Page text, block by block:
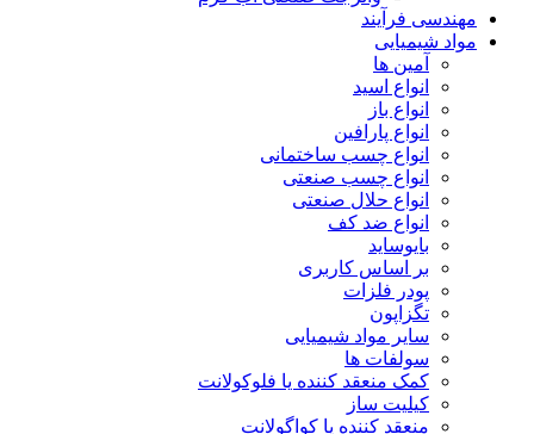
مهندسی فرآیند
مواد شیمیایی
آمین ها
انواع اسید
انواع باز
انواع پارافین
انواع چسب ساختمانی
انواع چسب صنعتی
انواع حلال صنعتی
انواع ضد کف
بایوساید
بر اساس کاربری
پودر فلزات
تگزاپون
سایر مواد شیمیایی
سولفات ها
کمک منعقد کننده یا فلوکولانت
کیلیت ساز
منعقد کننده یا کواگولانت